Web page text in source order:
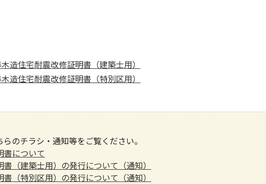
住宅耐震改修証明書（建築士用）
住宅耐震改修証明書（特別区用）
のチラシ・通知等をご覧ください。
書について
（建築士用）の発行について（通知）
（特別区用）の発行について（通知）